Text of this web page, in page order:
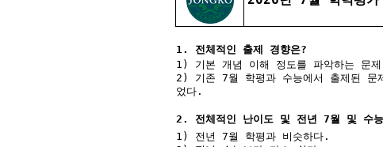
1. 전체적인 출제 경향은?
1) 기본 개념 이해 정도를 파악하는 문제
2) 기존 7월 학평과 수능에서 출제된 문
었다.
2. 전체적인 난이도 및 전년 7월 및 수능
1) 전년 7월 학평과 비슷하다.